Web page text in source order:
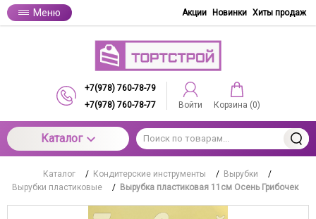
Меню Акции Новинки Хиты продаж
+7(978) 760-78-79
+7(978) 760-78-77
Войти Корзина (0)
Каталог
Каталог / Кондитерские инструменты / Вырубки
/
Вырубки пластиковые
/ Вырубка пластиковая 11см Осень Грибочек